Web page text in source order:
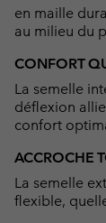
en maille
au milieu du
CONFORT
La semelle
déflexion
confort
ACCROCHE
La semelle
flexible,